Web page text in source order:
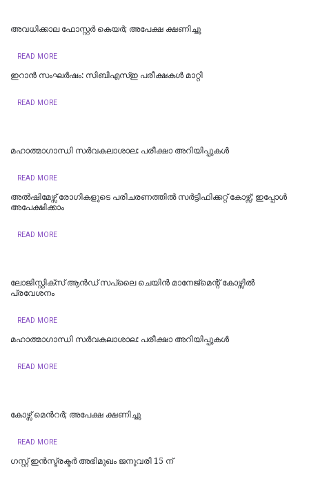
അവധിക്കാല ഫോസ്റ്റര്‍ കെയര്‍; അപേക്ഷ ക്ഷണിച്ചു
READ MORE
ഇറാൻ സംഘർഷം: സിബിഎസ്ഇ പരീക്ഷകൾ മാറ്റി
READ MORE
മഹാത്മാഗാന്ധി സർവകലാശാല: പരീക്ഷാ അറിയിപ്പുകൾ
READ MORE
അല്‍ഷിമേഴ്സ് രോഗികളുടെ പരിചരണത്തില്‍ സര്‍ട്ടിഫിക്കറ്റ് കോഴ്സ്; ഇപ്പോള്‍
അപേക്ഷിക്കാം
READ MORE
​ലോജിസ്റ്റിക്സ് ആൻഡ് സപ്ലൈ ചെയിൻ മാനേജ്‌മെന്റ് കോഴ്സിൽ
പ്രവേശനം
READ MORE
മഹാത്മാഗാന്ധി സർവകലാശാല: പരീക്ഷാ അറിയിപ്പുകൾ
READ MORE
കോഴ്സ് മെന്‍റര്‍; അപേക്ഷ ക്ഷണിച്ചു
READ MORE
ഗസ്റ്റ് ഇൻസ്ട്രക്ടർ അഭിമുഖം ജനുവരി 15 ന്